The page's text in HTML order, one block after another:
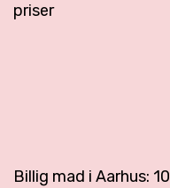
priser
Billig mad i Aarhus: 10